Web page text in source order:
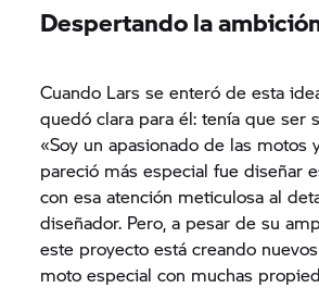
Despertando la
Cuando Lars se enteró de esta
quedó clara para él: tenía que ser
«Soy un apasionado de las motos
pareció más especial fue diseñar
con esa atención meticulosa al
diseñador. Pero, a pesar de su
este proyecto está creando
moto especial con muchas